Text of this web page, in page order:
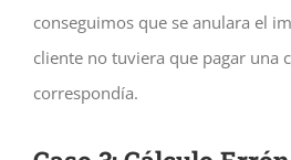
conseguimos que se anulara el
cliente no tuviera que pagar una
correspondía.